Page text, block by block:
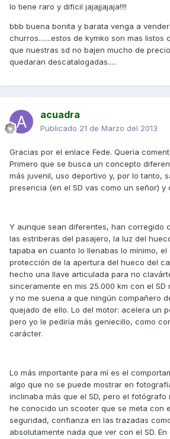
lo tiene raro y dificil jajajjajaja!!!!
bbb buena bonita y barata venga a
churros.......estos de kymko son mas listos
que nuestras sd no bajen mucho de
quedaran descatalogadas.....
acuadra
Publicado 21 de Marzo del 2013
Gracias por el enlace Fede. Quería
Primero que se busca un concepto
más juvenil, uso deportivo y, por lo tanto,
presencia (en el SD vas como un señor)
Y aunque sean diferentes, han corregido
las estriberas del pasajero, la luz del
tapaba en cuanto lo llenabas lo mínimo,
protección de la apertura del hueco del
hecho una llave articulada para no
sinceramente en mis 25.000 km con el SD
y no me suena a que ningún compañero
quejado de ello. Lo del motor: acelera un
pero yo le pediría más geniecillo, como
carácter.
Lo más importante para mí es el
algo que no se puede mostrar en
inclinaba más que el SD, pero el fotógrafo
he conocido un scooter que se meta con
seguridad, confianza en las trazadas
absolutamente nada que ver con el SD.